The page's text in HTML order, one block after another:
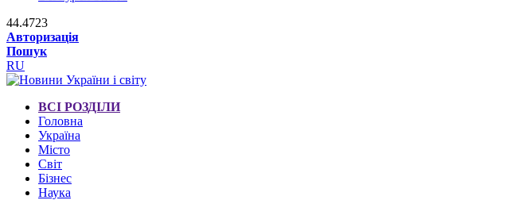
44.4723
Авторизація
Пошук
RU
ВСІ РОЗДІЛИ
Головна
Україна
Місто
Світ
Бізнес
Наука